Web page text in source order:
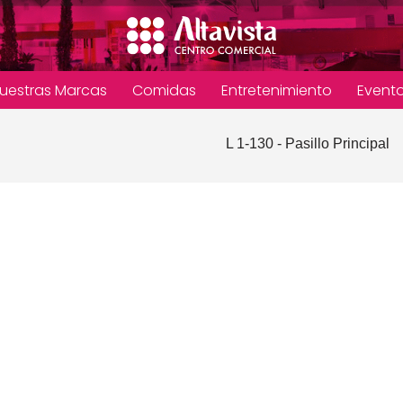
Marcas Comidas Entretenimiento
L 1-130 - Pasillo Principal